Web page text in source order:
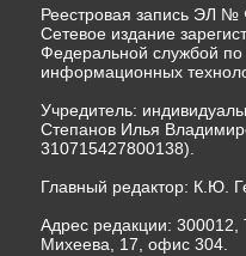
Реестровая запись ЭЛ №
Сетевое издание
Федеральной службой по
информационных
Учредитель:
Степанов Илья
310715427800138).
Главный редактор: К.Ю.
Адрес редакции: 300012,
Михеева, 17, офис 304.